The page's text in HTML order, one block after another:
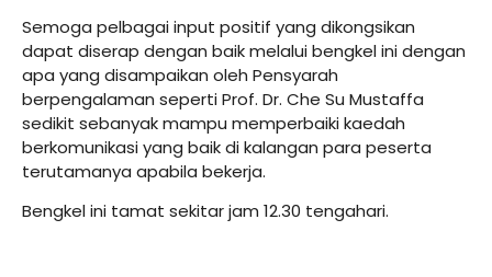
Semoga pelbagai input positif yang dikongsikan
dapat diserap dengan baik melalui bengkel ini dengan
apa yang disampaikan oleh Pensyarah
berpengalaman seperti Prof. Dr. Che Su Mustaffa
sedikit sebanyak mampu memperbaiki kaedah
berkomunikasi yang baik di kalangan para peserta
terutamanya apabila bekerja.
Bengkel ini tamat sekitar jam 12.30 tengahari.